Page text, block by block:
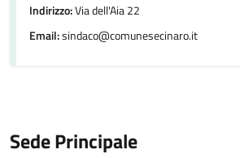
Indirizzo:Via dell'Aia 22
Email:sindaco@comunesecinaro.it
Sede Principale